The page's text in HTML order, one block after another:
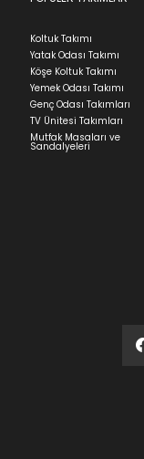
Teslimat
Ev tekstili
ortalama 5-24 iş
Yatak
ve ürünün stok
günüdür.
Panel ve
süresi
göre ortalama
Siparişlerim
Koltuk Takımı
Yatak Odası Takımı
Köşe Koltuk Takımı
Yemek Odası Takımı
Genç Odası Takımları
TV Ünitesi Takımları
Mutfak Masaları ve
Sandalyeleri